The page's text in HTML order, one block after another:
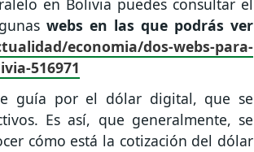
webs en las que podrás ver
economia/dos-webs-para-
516971
guía por el dólar digital, que se
Es así, que generalmente, se
cómo está la cotización del dólar